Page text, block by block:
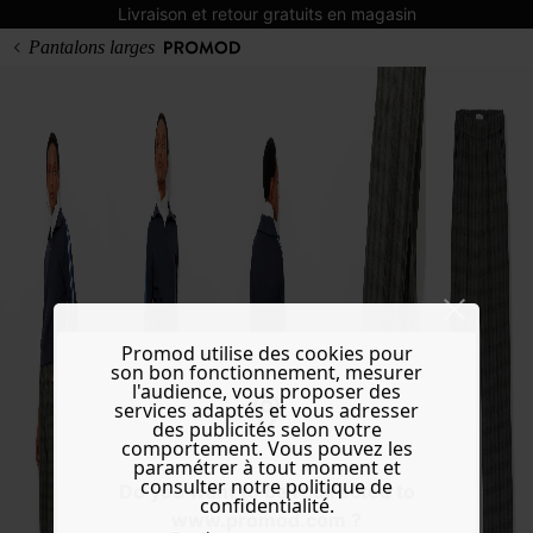
Livraison et retour gratuits en magasin
Do you want to be redirected to
www.promod.com ?
Pantalons larges
Promod utilise des cookies pour
son bon fonctionnement, mesurer
l'audience, vous proposer des
services adaptés et vous adresser
des publicités selon votre
comportement. Vous pouvez les
paramétrer à tout moment et
consulter notre politique de
confidentialité.